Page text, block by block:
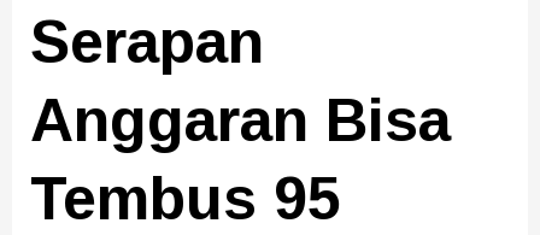
Serapan
Anggaran Bisa
Tembus 95